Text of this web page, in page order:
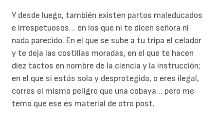
Y desde luego, también existen partos maleducados
e irrespetuosos… en los que ni te dicen señora ni
nada parecido. En el que se sube a tu tripa el celador
y te deja las costillas moradas, en el que te hacen
diez tactos en nombre de la ciencia y la instrucción;
en el que si estás sola y desprotegida, o eres ilegal,
corres el mismo peligro que una cobaya… pero me
temo que ese es material de otro post.